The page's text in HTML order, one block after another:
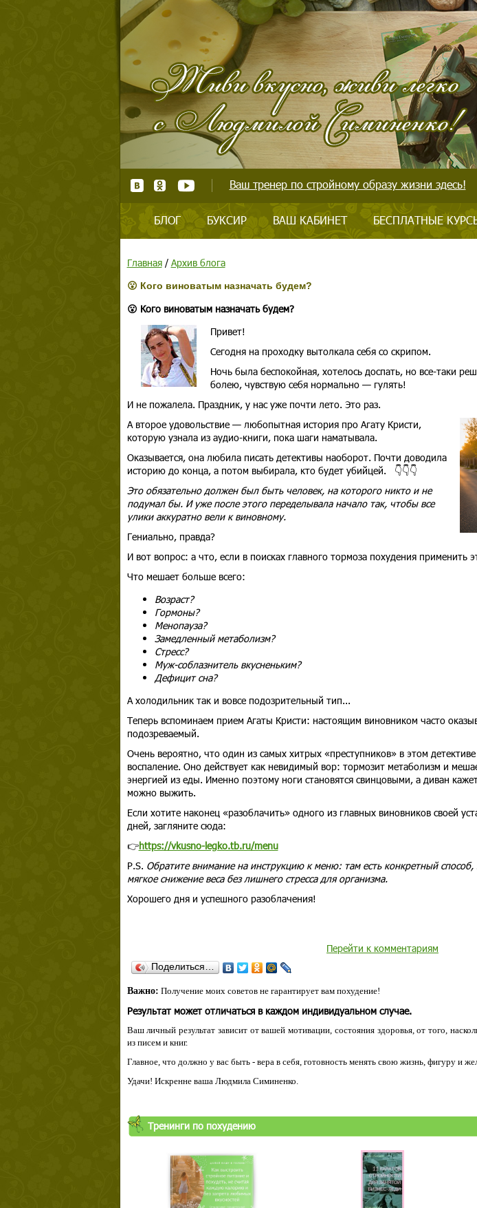
Ваш тренер по стройному образу жизни здесь!
БЛОГ БУКСИР ВАШ КАБИНЕТ БЕСПЛАТНЫЕ
Главная/ Архив блога
😮 Кого виноватым назначать будем?
😮 Кого виноватым назначать будем?
Привет!
Сегодня на проходку вытолкала себя со скрипом.
Ночь была беспокойная, хотелось доспать, но все-таки
болею, чувствую себя нормально — гулять!
И не пожалела. Праздник, у нас уже почти лето. Это раз.
А второе удовольствие — любопытная история про Агату Кристи,
которую узнала из аудио-книги, пока шаги наматывала.
Оказывается, она любила писать детективы наоборот. Почти доводила
историю до конца, а потом выбирала, кто будет убийцей. 👇👇👇
Это обязательно должен был быть человек, на которого никто и не
подумал бы. И уже после этого переделывала начало так, чтобы все
улики аккуратно вели к виновному.
Гениально, правда?
И вот вопрос: а что, если в поисках главного тормоза похудения применить
Что мешает больше всего:
Возраст?
Гормоны?
Менопауза?
Замедленный метаболизм?
Стресс?
Муж-соблазнитель вкусненьким?
Дефицит сна?
А холодильник так и вовсе подозрительный тип...
Теперь вспоминаем прием Агаты Кристи: настоящим виновником часто
подозреваемый.
Очень вероятно, что один из самых хитрых «преступников» в этом
воспаление. Оно действует как невидимый вор: тормозит метаболизм и
энергией из еды. Именно поэтому ноги становятся свинцовыми, а диван
можно выжить.
Если хотите наконец «разоблачить» одного из главных виновников своей
дней, загляните сюда:
👉https://vkusno-legko.tb.ru/menu
P.S. Обратите внимание на инструкцию к меню: там есть конкретный способ,
мягкое снижение веса без лишнего стресса для организма.
Хорошего дня и успешного разоблачения!
Перейти к комментариям
Поделиться…
Важно: Получение моих советов не гарантирует вам похудение!
Результат может отличаться в каждом индивидуальном случае.
Ваш личный результат зависит от вашей мотивации, состояния здоровья, от того,
из писем и книг.
Главное, что должно у вас быть - вера в себя, готовность менять свою жизнь, фигуру и
Удачи! Искренне ваша Людмила Симиненко.
Тренинги по похудению